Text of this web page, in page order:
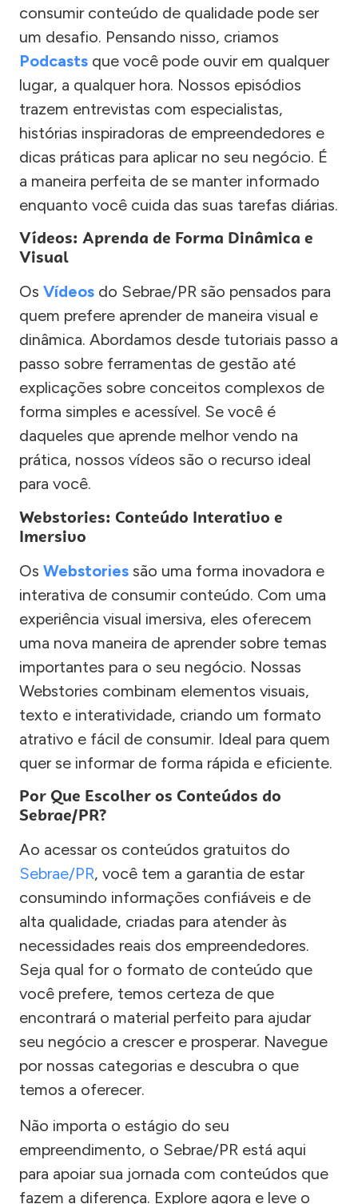
consumir conteúdo de qualidade pode ser
um desafio. Pensando nisso, criamos
Podcasts que você pode ouvir em qualquer
lugar, a qualquer hora. Nossos episódios
trazem entrevistas com especialistas,
histórias inspiradoras de empreendedores e
dicas práticas para aplicar no seu negócio. É
a maneira perfeita de se manter informado
enquanto você cuida das suas tarefas diárias.
Vídeos: Aprenda de Forma Dinâmica e
Visual
Os Vídeos do Sebrae/PR são pensados para
quem prefere aprender de maneira visual e
dinâmica. Abordamos desde tutoriais passo a
passo sobre ferramentas de gestão até
explicações sobre conceitos complexos de
forma simples e acessível. Se você é
daqueles que aprende melhor vendo na
prática, nossos vídeos são o recurso ideal
para você.
Webstories: Conteúdo Interativo e
Imersivo
Os Webstories são uma forma inovadora e
interativa de consumir conteúdo. Com uma
experiência visual imersiva, eles oferecem
uma nova maneira de aprender sobre temas
importantes para o seu negócio. Nossas
Webstories combinam elementos visuais,
texto e interatividade, criando um formato
atrativo e fácil de consumir. Ideal para quem
quer se informar de forma rápida e eficiente.
Por Que Escolher os Conteúdos do
Sebrae/PR?
Ao acessar os conteúdos gratuitos do
Sebrae/PR, você tem a garantia de estar
consumindo informações confiáveis e de
alta qualidade, criadas para atender às
necessidades reais dos empreendedores.
Seja qual for o formato de conteúdo que
você prefere, temos certeza de que
encontrará o material perfeito para ajudar
seu negócio a crescer e prosperar. Navegue
por nossas categorias e descubra o que
temos a oferecer.
Não importa o estágio do seu
empreendimento, o Sebrae/PR está aqui
para apoiar sua jornada com conteúdos que
fazem a diferença. Explore agora e leve o